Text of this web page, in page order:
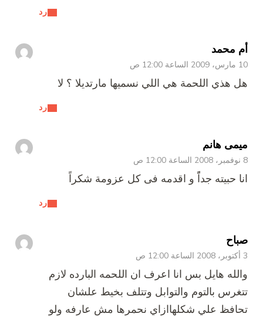
رد
أم محمد
10 مارس، 2009 الساعة 12:00 ص
رد
هل هذي اللحمة هي اللي نسميها مارتديلا ؟ لا
ميمى هانم
8 نوفمبر، 2008 الساعة 12:00 ص
رد
انا حبيته جداًً و اقدمه فى كل عزومة شكراً
صباح
3 أكتوبر، 2008 الساعة 12:00 ص
والله هايل بس انا اعرف ان اللحمه البارده لازم
تتغرس بالتوم والتوابل وتتلف بخيط علشان
تحافظ علي شكلهاازاي نحمرها مش عارفه ولو